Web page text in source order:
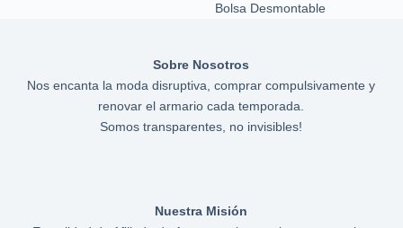
Bolsa Desmontable
Sobre Nosotros
Nos encanta la moda disruptiva, comprar compulsivamente y
renovar el armario cada temporada.
Somos transparentes, no invisibles!
Nuestra Misión